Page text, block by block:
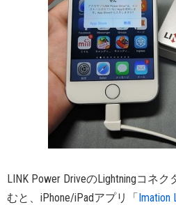
LINK Power DriveのLightningコネ
むと、iPhone/iPadアプリ「Imation